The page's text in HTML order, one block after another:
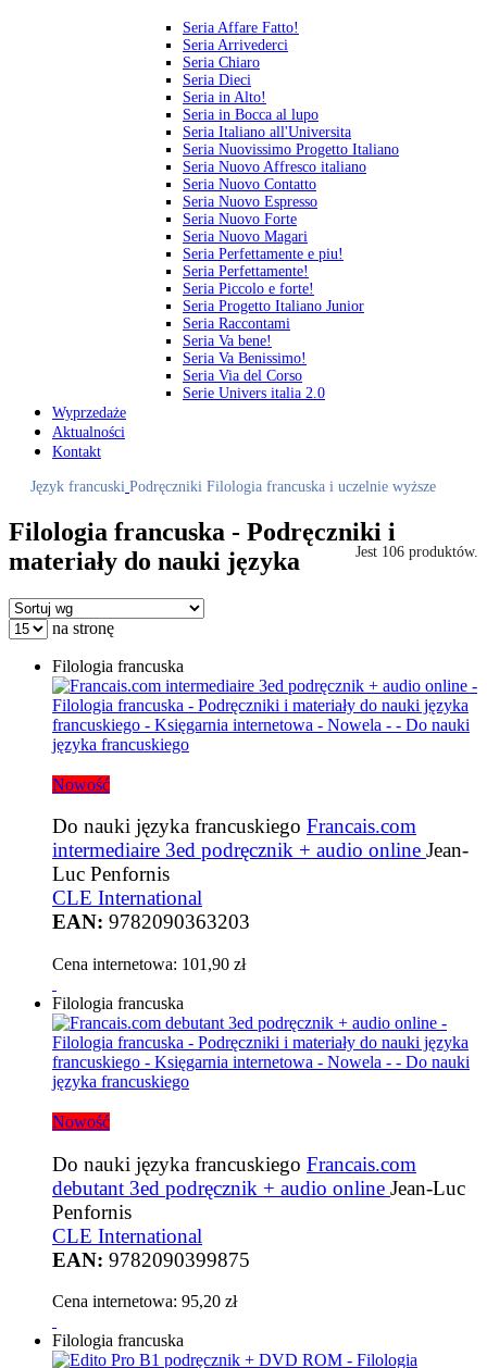
Seria Affare Fatto!
Seria Arrivederci
Seria Chiaro
Seria Dieci
Seria in Alto!
Seria in Bocca al lupo
Seria Italiano all'Universita
Seria Nuovissimo Progetto Italiano
Seria Nuovo Affresco italiano
Seria Nuovo Contatto
Seria Nuovo Espresso
Seria Nuovo Forte
Seria Nuovo Magari
Seria Perfettamente e piu!
Seria Perfettamente!
Seria Piccolo e forte!
Seria Progetto Italiano Junior
Seria Raccontami
Seria Va bene!
Seria Va Benissimo!
Seria Via del Corso
Serie Univers italia 2.0
Wyprzedaże
Aktualności
Kontakt
Język francuski Podręczniki Filologia francuska i uczelnie wyższe
Filologia francuska - Podręczniki i
materiały do nauki języka
Jest 106 produktów.
na stronę
Filologia francuska
Nowość
Do nauki języka francuskiego Francais.com
intermediaire 3ed podręcznik + audio online Jean-
Luc Penfornis
CLE International
EAN: 9782090363203
Cena internetowa: 101,90 zł
Filologia francuska
Nowość
Do nauki języka francuskiego Francais.com
debutant 3ed podręcznik + audio online Jean-Luc
Penfornis
CLE International
EAN: 9782090399875
Cena internetowa: 95,20 zł
Filologia francuska